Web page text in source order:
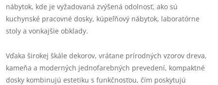
nábytok, kde je vyžadovaná zvýšená odolnosť, ako sú
kuchynské pracovné dosky, kúpeľňový nábytok, laboratórne
stoly a vonkajšie obklady.
Vďaka širokej škále dekorov, vrátane prírodných vzorov dreva,
kameňa a moderných jednofarebných prevedení, kompaktné
dosky kombinujú estetiku s funkčnosťou, čím poskytujú